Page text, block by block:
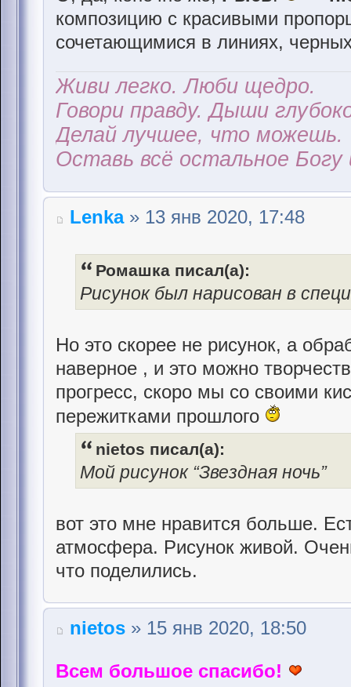
композицию с красивыми
сочетающимися в линиях,
Живи легко. Люби щедро.
Говори правду. Дыши
Делай лучшее, что можешь.
Оставь всё остальное Богу
Lenka» 13 янв 2020, 17:48
Ромашка писал(а):
Рисунок был нарисован в
Но это скорее не рисунок, а
наверное , и это можно
прогресс, скоро мы со своими
пережитками прошлого
nietos писал(а):
Мой рисунок “Звездная ночь”
вот это мне нравится больше.
атмосфера. Рисунок живой.
что поделились.
nietos » 15 янв 2020, 18:50
Всем большое спасибо!